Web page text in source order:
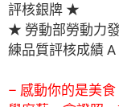
評核銀牌 ★
★ 勞動部勞動力
練品質評核成績
– 感動你的是美